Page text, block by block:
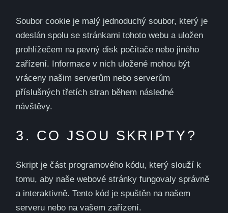
Soubor cookie je malý jednoduchý soubor, který je
odeslán spolu se stránkami tohoto webu a uložen
prohlížečem na pevný disk počítače nebo jiného
zařízení. Informace v nich uložené mohou být
vráceny našim serverům nebo serverům
příslušných třetích stran během následné
návštěvy.
3. CO JSOU SKRIPTY?
Skript je část programového kódu, který slouží k
tomu, aby naše webové stránky fungovaly správně
a interaktivně. Tento kód je spuštěn na našem
serveru nebo na vašem zařízení.